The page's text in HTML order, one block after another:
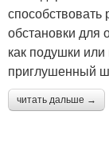
обстановки для
как подушки
приглушенный
читать дальше →